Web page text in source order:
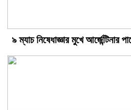
৯ ম্যাচ নিষেধাজ্ঞার মুখে আর্জেন্টিনার